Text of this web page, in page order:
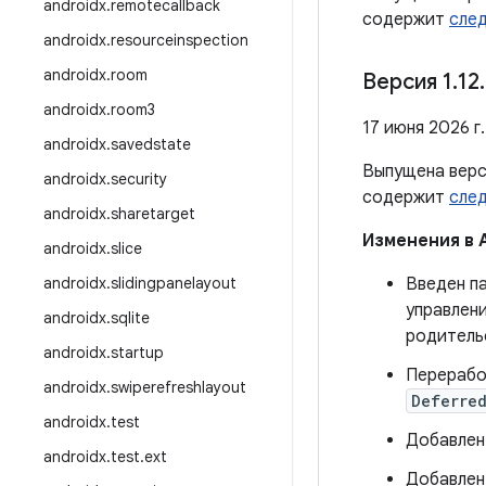
androidx.remotecallback
androidx.resourceinspection
androidx.room
androidx.room3
androidx.savedstate
androidx.security
androidx.sharetarget
androidx.slice
androidx.slidingpanelayout
androidx.sqlite
androidx.startup
androidx.swiperefreshlayout
androidx.test
androidx.test.ext
содержит
Версия 1.12.
17 июня 2026 г.
Выпущена
содержит
Изменения в
Введен